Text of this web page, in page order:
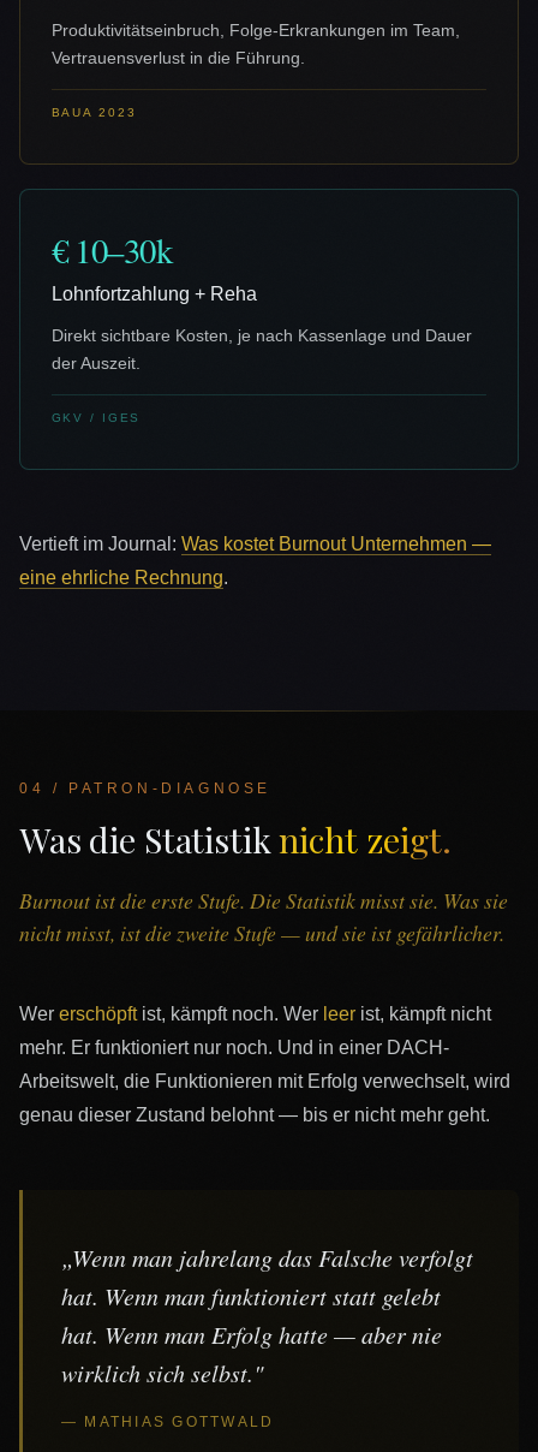
Produktivitätseinbruch, Folge-Erkrankungen im Team,
Vertrauensverlust in die Führung.
BAUA 2023
€ 10–30k
Lohnfortzahlung + Reha
Direkt sichtbare Kosten, je nach Kassenlage und Dauer
der Auszeit.
GKV / IGES
Vertieft im Journal: Was kostet Burnout Unternehmen —
eine ehrliche Rechnung.
04 / PATRON-DIAGNOSE
Was die Statistiknicht zeigt.
Burnout ist die erste Stufe. Die Statistik misst sie. Was sie
nicht misst, ist die zweite Stufe — und sie ist gefährlicher.
Wer erschöpftist, kämpft noch. Wer leer ist, kämpft nicht
mehr. Er funktioniert nur noch. Und in einer DACH-
Arbeitswelt, die Funktionieren mit Erfolg verwechselt, wird
genau dieser Zustand belohnt — bis er nicht mehr geht.
„Wenn man jahrelang das Falsche verfolgt
hat. Wenn man funktioniert statt gelebt
hat. Wenn man Erfolg hatte — aber nie
wirklich sich selbst."
— MATHIAS GOTTWALD